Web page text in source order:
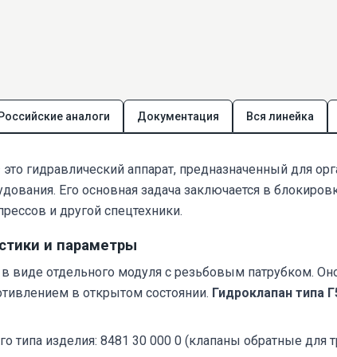
Российские аналоги Документация Вся линейка
гидравлический аппарат, предназначенный для
Его основная задача заключается в
и другой спецтехники.
и параметры
в виде отдельного модуля с резьбовым патрубком.
в открытом состоянии. Гидроклапан типа
типа изделия: 8481 30 000 0 (клапаны обратные для